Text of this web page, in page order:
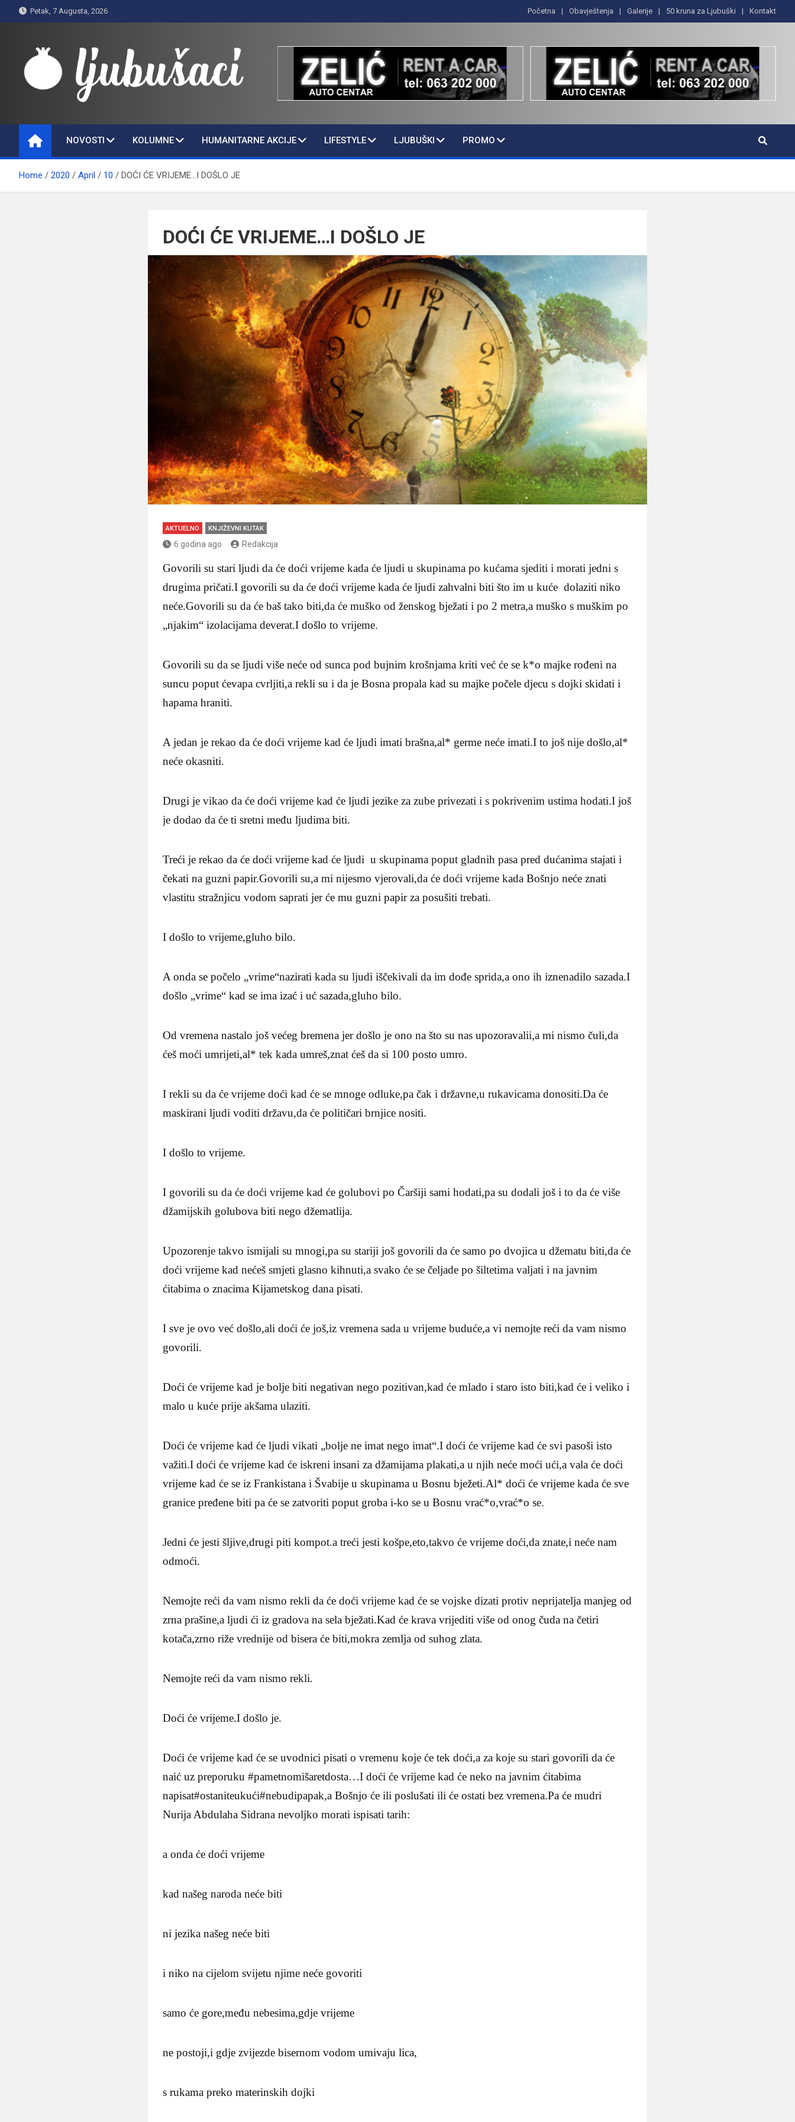
to
Petak, 7 Augusta, 2026 Početna Obavještenja Galerije 50 kruna za Ljubuški Kontakt
Ljubušaci
NOVOSTI KOLUMNE HUMANITARNE AKCIJE LIFESTYLE LJUBUŠKI PROMO
Home 2020 April 10 DOĆI ĆE VRIJEME…I DOŠLO JE
DOĆI ĆE VRIJEME…I DOŠLO JE
AKTUELNO KNJIŽEVNI KUTAK
6 godina ago Redakcija
Govorili su stari ljudi da će doći vrijeme kada će ljudi u skupinama po kućama sjediti i morati jedni s
drugima pričati.I govorili su da će doći vrijeme kada će ljudi zahvalni biti što im u kuće dolaziti niko
neće.Govorili su da će baš tako biti,da će muško od ženskog bježati i po 2 metra,a muško s muškim po
„njakim“ izolacijama deverat.I došlo to vrijeme.
Govorili su da se ljudi više neće od sunca pod bujnim krošnjama kriti već će se k*o majke rođeni na
suncu poput ćevapa cvrljiti,a rekli su i da je Bosna propala kad su majke počele djecu s dojki skidati i
hapama hraniti.
A jedan je rekao da će doći vrijeme kad će ljudi imati brašna,al* germe neće imati.I to još nije došlo,al*
neće okasniti.
Drugi je vikao da će doći vrijeme kad će ljudi jezike za zube privezati i s pokrivenim ustima hodati.I još
je dodao da će ti sretni među ljudima biti.
Treći je rekao da će doći vrijeme kad će ljudi u skupinama poput gladnih pasa pred dućanima stajati i
čekati na guzni papir.Govorili su,a mi nijesmo vjerovali,da će doći vrijeme kada Bošnjo neće znati
vlastitu stražnjicu vodom saprati jer će mu guzni papir za posušiti trebati.
I došlo to vrijeme,gluho bilo.
A onda se počelo „vrime“nazirati kada su ljudi iščekivali da im dođe sprida,a ono ih iznenadilo sazada.I
došlo „vrime“ kad se ima izać i uć sazada,gluho bilo.
Od vremena nastalo još većeg bremena jer došlo je ono na što su nas upozoravalii,a mi nismo čuli,da
ćeš moći umrijeti,al* tek kada umreš,znat ćeš da si 100 posto umro.
I rekli su da će vrijeme doći kad će se mnoge odluke,pa čak i državne,u rukavicama donositi.Da će
maskirani ljudi voditi državu,da će političari brnjice nositi.
I došlo to vrijeme.
I govorili su da će doći vrijeme kad će golubovi po Čaršiji sami hodati,pa su dodali još i to da će više
džamijskih golubova biti nego džematlija.
Upozorenje takvo ismijali su mnogi,pa su stariji još govorili da će samo po dvojica u džematu biti,da će
doći vrijeme kad nećeš smjeti glasno kihnuti,a svako će se čeljade po šiltetima valjati i na javnim
ćitabima o znacima Kijametskog dana pisati.
I sve je ovo već došlo,ali doći će još,iz vremena sada u vrijeme buduće,a vi nemojte reći da vam nismo
govorili.
Doći će vrijeme kad je bolje biti negativan nego pozitivan,kad će mlado i staro isto biti,kad će i veliko i
malo u kuće prije akšama ulaziti.
Doći će vrijeme kad će ljudi vikati „bolje ne imat nego imat“.I doći će vrijeme kad će svi pasoši isto
važiti.I doći će vrijeme kad će iskreni insani za džamijama plakati,a u njih neće moći ući,a vala će doći
vrijeme kad će se iz Frankistana i Švabije u skupinama u Bosnu bježeti.Al* doći će vrijeme kada će sve
granice pređene biti pa će se zatvoriti poput groba i-ko se u Bosnu vrać*o,vrać*o se.
Jedni će jesti šljive,drugi piti kompot.a treći jesti košpe,eto,takvo će vrijeme doći,da znate,i neće nam
odmoći.
Nemojte reći da vam nismo rekli da će doći vrijeme kad će se vojske dizati protiv neprijatelja manjeg od
zrna prašine,a ljudi ći iz gradova na sela bježati.Kad će krava vrijediti više od onog čuda na četiri
kotača,zrno riže vrednije od bisera će biti,mokra zemlja od suhog zlata.
Nemojte reći da vam nismo rekli.
Doći će vrijeme.I došlo je.
Doći će vrijeme kad će se uvodnici pisati o vremenu koje će tek doći,a za koje su stari govorili da će
naić uz preporuku #pametnomišaretdosta…I doći će vrijeme kad će neko na javnim ćitabima
napisat#ostaniteukući#nebudipapak,a Bošnjo će ili poslušati ili će ostati bez vremena.Pa će mudri
Nurija Abdulaha Sidrana nevoljko morati ispisati tarih:
a onda će doći vrijeme
kad našeg naroda neće biti
ni jezika našeg neće biti
i niko na cijelom svijetu njime neće govoriti
samo će gore,među nebesima,gdje vrijeme
ne postoji,i gdje zvijezde bisernom vodom umivaju lica,
s rukama preko materinskih dojki